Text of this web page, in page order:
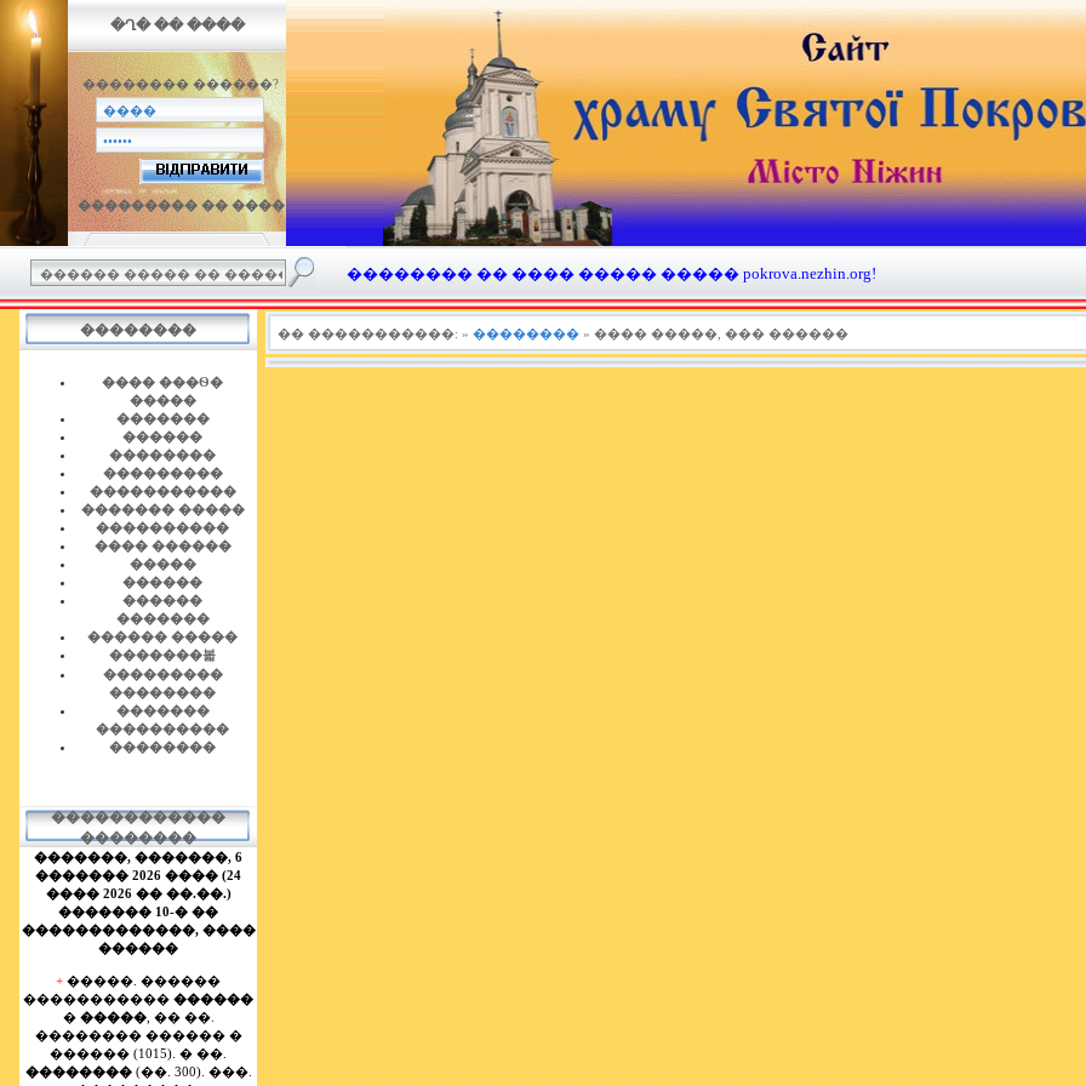
�Ղ� �� ����
�������� ������?
��������� �� ����
�������� �� ���� ����� ����� pokrova.nezhin.org!
��������
���� ���Ѳ�
�����
�������
������
��������
���������
�����������
������� �����
����������
���� ������
�����
������
������
�������
������ �����
�������볿
���������
��������
�������
����������
��������
������������
��������
�������, �������, 6
������� 2026 ���� (24
���� 2026 �� ��.��.)
������� 10-� ��
�������������, ����
������
+ �����. ������
����������� ������
� �����, �� ��.
�������� ������ �
������ (1015). � ��.
�������� (��. 300). ���.
�� �����������: » �������� » ���� �����, ��� ������